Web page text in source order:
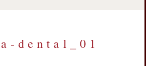
dental_01